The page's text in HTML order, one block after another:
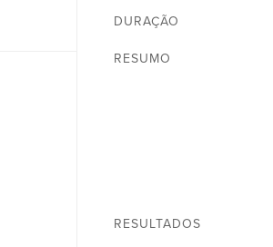
DURAÇÃO
RESUMO
RESULTADOS